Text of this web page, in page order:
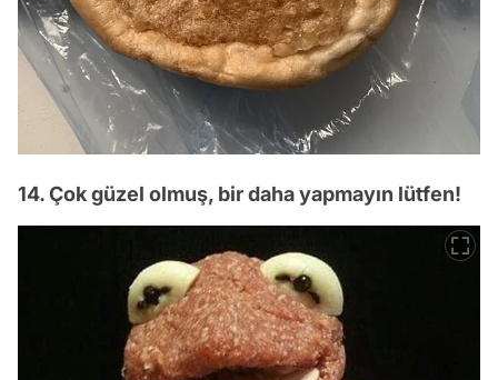
14. Çok güzel olmuş, bir daha yapmayın lütfen!